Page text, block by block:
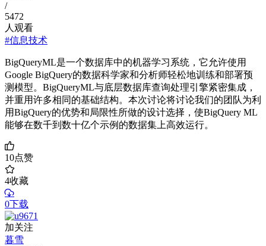
/
5472
人观看
#信息技术
BigQueryML是一个数据库中的机器学习系统，它允许使用
Google BigQuery的数据科学家和分析师轻松地训练和部署预
测模型。BigQueryML与底层数据库查询处理引擎紧密集成，
并重用许多相同的基础结构。本次讨论将讨论我们的团队为利
用BigQuery的优势和局限性所做的设计选择，使BigQuery ML
能够在数千到数十亿个示例的数据集上高效运行。
10点赞
4收藏
0下载
加关注
暮雪